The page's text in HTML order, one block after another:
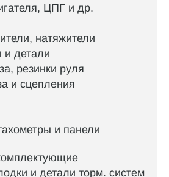
ЦПГ и др.
натяжители
детали
резинки руля
и сцепления
и панели
и детали торм. систем